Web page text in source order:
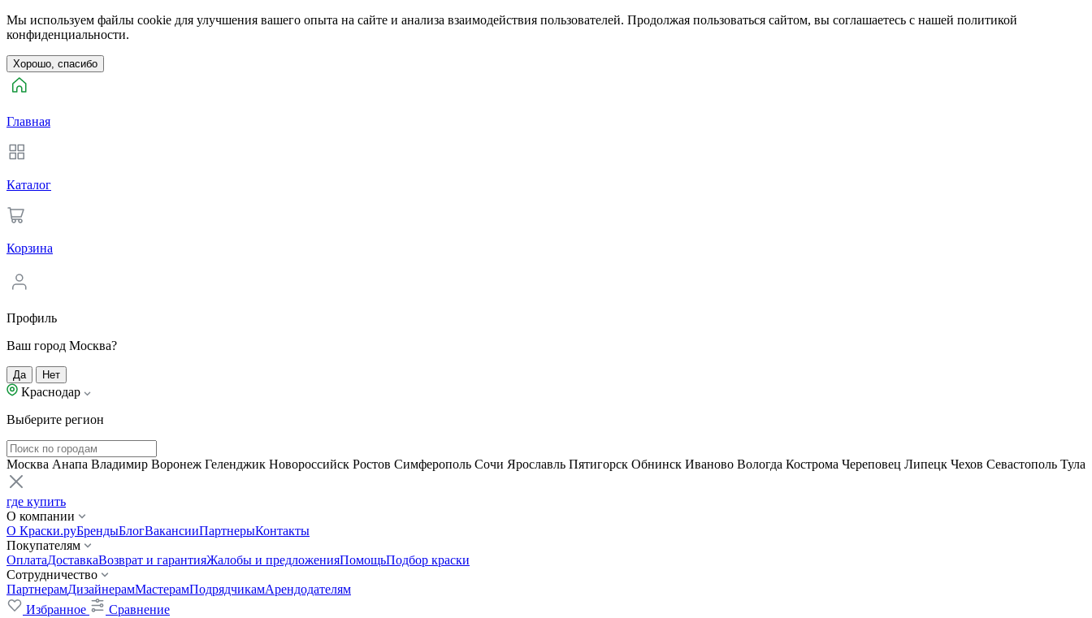
Мы используем файлы cookie для улучшения вашего опыта на сайте и анализа взаимодействия пользователей. Продолжая пользоваться сайтом, вы соглашаетесь с нашей политикой
конфиденциальности.
Хорошо, спасибо
Главная
Каталог
Корзина
Профиль
Ваш город Москва?
Да Нет
Краснодар
Выберите регион
Москва Анапа Владимир Воронеж Геленджик Новороссийск Ростов Симферополь Сочи Ярославль Пятигорск Обнинск Иваново Вологда Кострома Череповец Липецк Чехов Севастополь Тула
где купить
О компании
О Краски.руБрендыБлогВакансииПартнерыКонтакты
Покупателям
ОплатаДоставкаВозврат и гарантияЖалобы и предложенияПомощьПодбор краски
Сотрудничество
ПартнерамДизайнерамМастерамПодрядчикамАрендодателям
Избранное
Сравнение